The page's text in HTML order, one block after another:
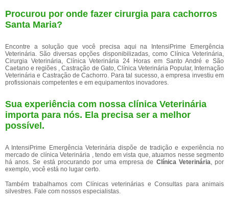
Procurou por onde fazer cirurgia para cachorros
Santa Maria?
Encontre a solução que você precisa aqui na IntensiPrime Emergência
Veterinária. São diversas opções disponibilizadas, como Clínica Veterinária,
Cirurgia Veterinária, Clínica Veterinária 24 Horas em Santo André e São
Caetano e regiões , Castração de Gato, Clínica Veterinária Popular, Internação
Veterinária e Castração de Cachorro. Para tal sucesso, a empresa investiu em
profissionais competentes e em equipamentos inovadores.
Sua experiência com nossa clínica Veterinária
importa para nós. Ela precisa ser a melhor
possível.
A IntensiPrime Emergência Veterinária dispõe de tradição e experiência no
mercado de clínica Veterinária , tendo em vista que, atuamos nesse segmento
há anos. Se está procurando por uma empresa de Clínica Veterinária, por
exemplo, você está no lugar certo.
Também trabalhamos com Clínicas veterinárias e Consultas para animais
silvestres. Fale com nossos especialistas.